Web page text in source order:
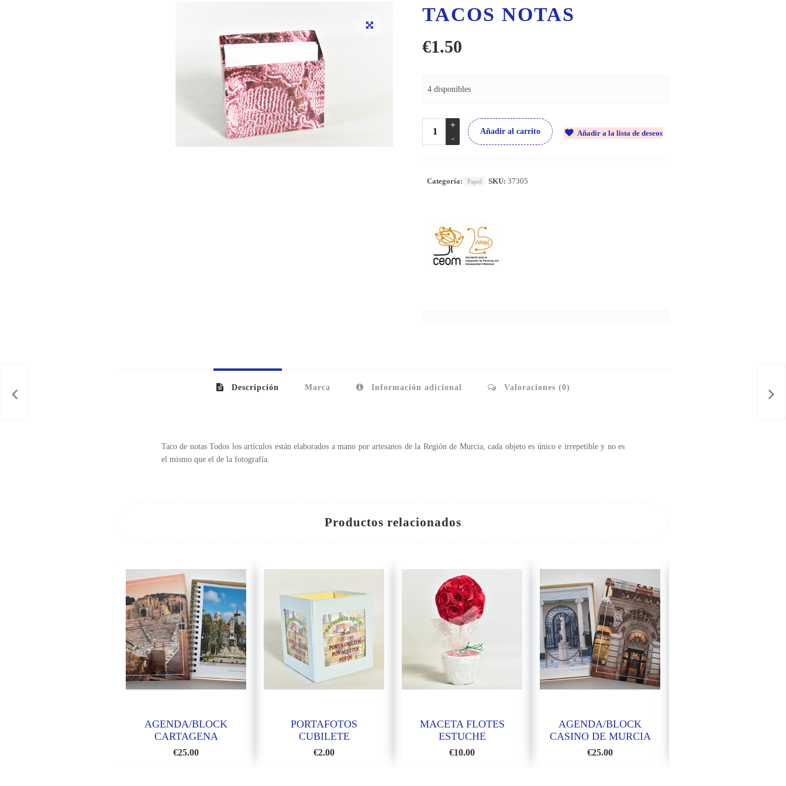
TACOS NOTAS
€1.50
4 disponibles
Añadir al carrito Añadir a la lista de deseos
Categoría: Papel SKU: 37305
Descripción Marca Información adicional Valoraciones (0)
Taco de notas Todos los artículos están elaborados a mano por artesanos de la Región de Murcia, cada objeto es único e irrepetible y no es
el mismo que el de la fotografía.
Productos relacionados
AGENDA/BLOCK
CARTAGENA
€25.00
PORTAFOTOS
CUBILETE
€2.00
MACETA FLOTES
ESTUCHE
€10.00
AGENDA/BLOCK
CASINO DE MURCIA
€25.00